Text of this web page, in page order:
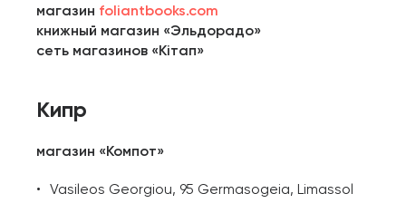
магазин foliantbooks.com
книжный магазин «Эльдорадо»
сеть магазинов «Кітап»
Кипр
магазин «Компот»
Vasileos Georgiou, 95 Germasogeia, Limassol